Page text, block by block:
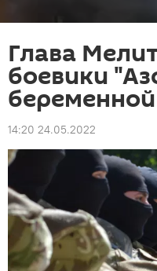
Глава
боевики
14:20 24.05.2022